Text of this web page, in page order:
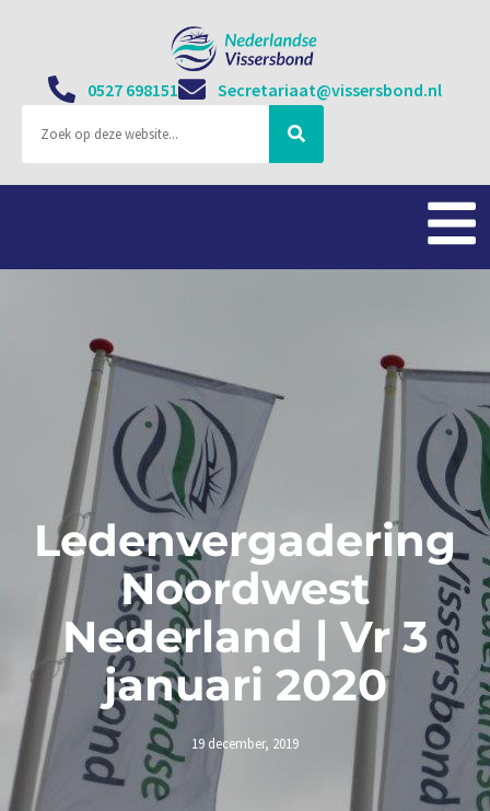
0527 698151 Secretariaat@vissersbond.nl
Ledenvergadering
Noordwest
Nederland | Vr 3
januari 2020
19 december, 2019